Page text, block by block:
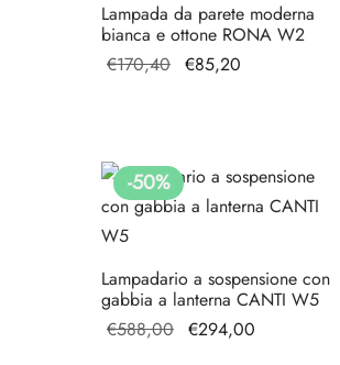
Lampada da parete moderna
bianca e ottone RONA W2
€170,40 Il prezzo
€85,20
€85,20.
-50%
Lampadario a sospensione con
gabbia a lanterna CANTI W5
€588,00 Il prezzo
€294,00